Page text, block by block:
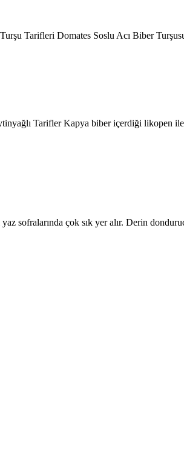
Tarifleri Domates Soslu Acı Biber
Tarifler Kapya biber içerdiği likopen
sofralarında çok sık yer alır. Derin